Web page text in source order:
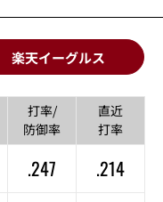
楽天イーグルス
打率/
防御率
直近
打率
.247
.214